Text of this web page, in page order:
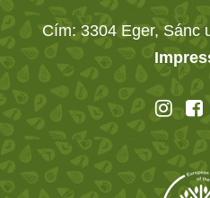
Cím: 3304 Eger, Sánc